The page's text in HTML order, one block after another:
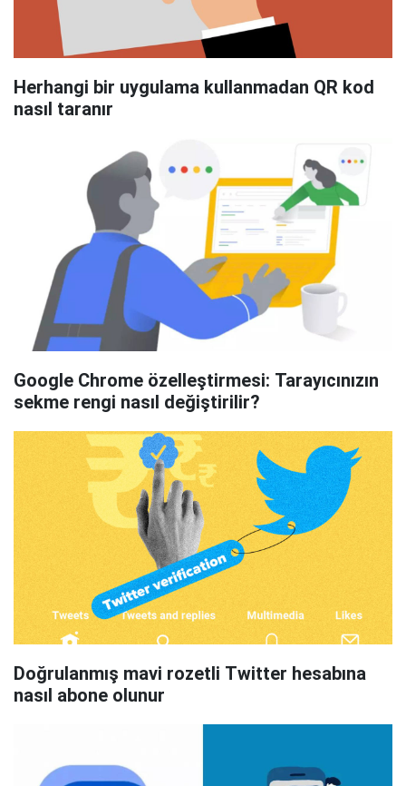
Herhangi bir uygulama kullanmadan QR kod
nasıl taranır
Google Chrome özelleştirmesi: Tarayıcınızın
sekme rengi nasıl değiştirilir?
Doğrulanmış mavi rozetli Twitter hesabına
nasıl abone olunur